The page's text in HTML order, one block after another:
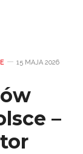
15 MAJA 2026
–